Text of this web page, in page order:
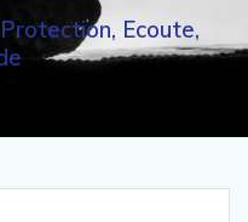
Ecoute,